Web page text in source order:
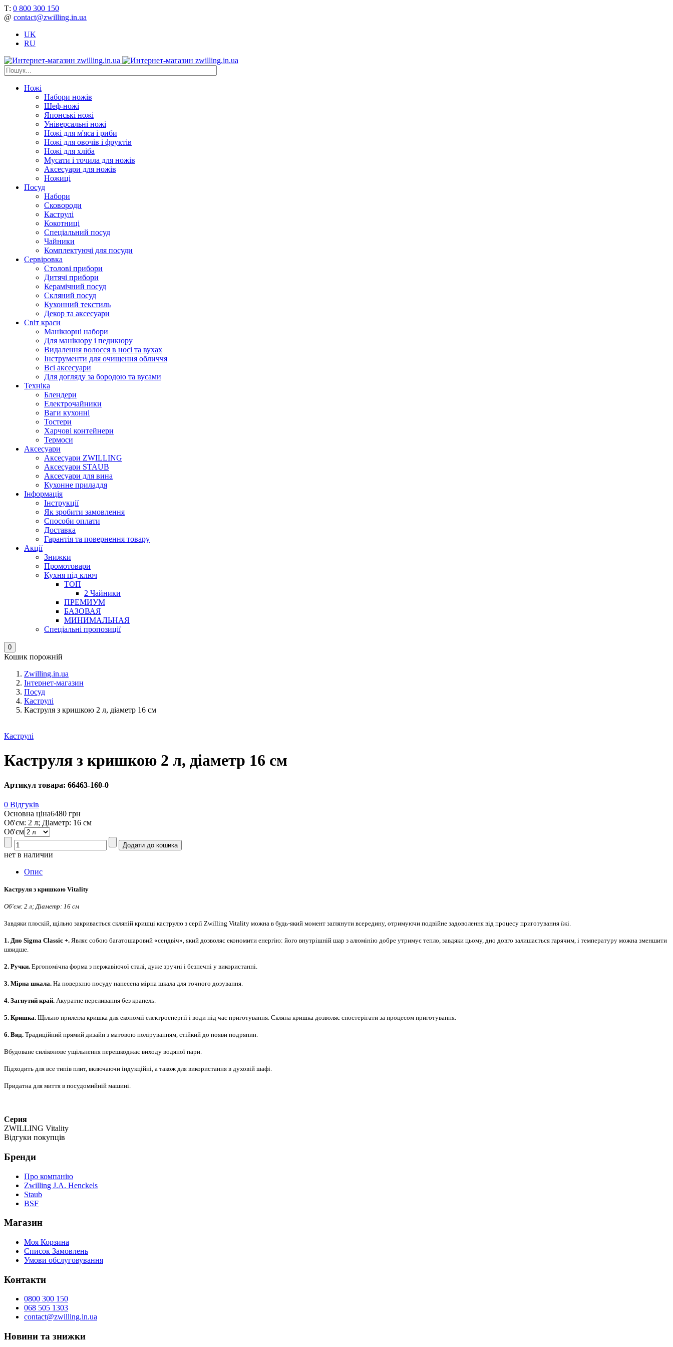
Т: 0 800 300 150
@ contact@zwilling.in.ua
UK
RU
Ножі
Набори ножів
Шеф-ножі
Японські ножі
Універсальні ножі
Ножі для м'яса і риби
Ножі для овочів і фруктів
Ножі для хліба
Мусати і точила для ножів
Аксесуари для ножів
Ножиці
Посуд
Набори
Сковороди
Каструлі
Кокотниці
Cпеціальний посуд
Чайники
Комплектуючі для посуди
Сервіровка
Столові прибори
Дитячі прибори
Керамічний посуд
Скляний посуд
Кухонний текстиль
Декор та аксесуари
Світ краси
Манікюрні набори
Для манікюру і педикюру
Видалення волосся в носі та вухах
Інструменти для очищення обличчя
Всі аксесуари
Для догляду за бородою та вусами
Техніка
Блендери
Електрочайники
Ваги кухонні
Тостери
Харчові контейнери
Термоси
Аксесуари
Аксесуари ZWILLING
Аксесуари STAUB
Аксесуари для вина
Кухонне приладдя
Інформація
Інструкції
Як зробити замовлення
Способи оплати
Доставка
Гарантія та повернення товару
Акції
Знижки
Промотовари
Кухня під ключ
ТОП
2 Чайники
ПРЕМИУМ
БАЗОВАЯ
МИНИМАЛЬНАЯ
Спеціальні пропозиції
0
Кошик порожній
Zwilling.in.ua
Інтернет-магазин
Посуд
Каструлі
Каструля з кришкою 2 л, діаметр 16 см
Каструлі
Каструля з кришкою 2 л, діаметр 16 см
Артикул товара: 66463-160-0
0 Відгуків
Основна ціна6480 грн
Об'єм: 2 л; Діаметр: 16 см
Об'єм
нет в наличии
Опис
Каструля з кришкою Vitality
Об'єм: 2 л; Діаметр: 16 см
Завдяки плоскій, щільно закривається скляній кришці каструлю з серії Zwilling Vitality можна в будь-який момент заглянути всередину, отримуючи подвійне задоволення від процесу приготування їжі.
1. Дно Sigma Classic +. Являє собою багатошаровий «сендвіч», який дозволяє економити енергію: його внутрішній шар з алюмінію добре утримує тепло, завдяки цьому, дно довго залишається гарячим, і температуру можна зменшити
швидше.
2. Ручки. Ергономічна форма з нержавіючої сталі, дуже зручні і безпечні у використанні.
3. Мірна шкала. На поверхню посуду нанесена мірна шкала для точного дозування.
4. Загнутий край. Акуратне переливання без крапель.
5. Кришка. Щільно прилегла кришка для економії електроенергії і води під час приготування. Скляна кришка дозволяє спостерігати за процесом приготування.
6. Вид. Традиційний прямий дизайн з матовою поліруванням, стійкий до появи подряпин.
Вбудоване силіконове ущільнення перешкоджає виходу водяної пари.
Підходить для все типів плит, включаючи індукційні, а також для використання в духовій шафі.
Придатна для миття в посудомийній машині.
Серия
ZWILLING Vitality
Відгуки покупців
Бренди
Про компанію
Zwilling J.A. Henckels
Staub
BSF
Магазин
Моя Корзина
Список Замовлень
Умови обслуговування
Контакти
0800 300 150
068 505 1303
contact@zwilling.in.ua
Новини та знижки